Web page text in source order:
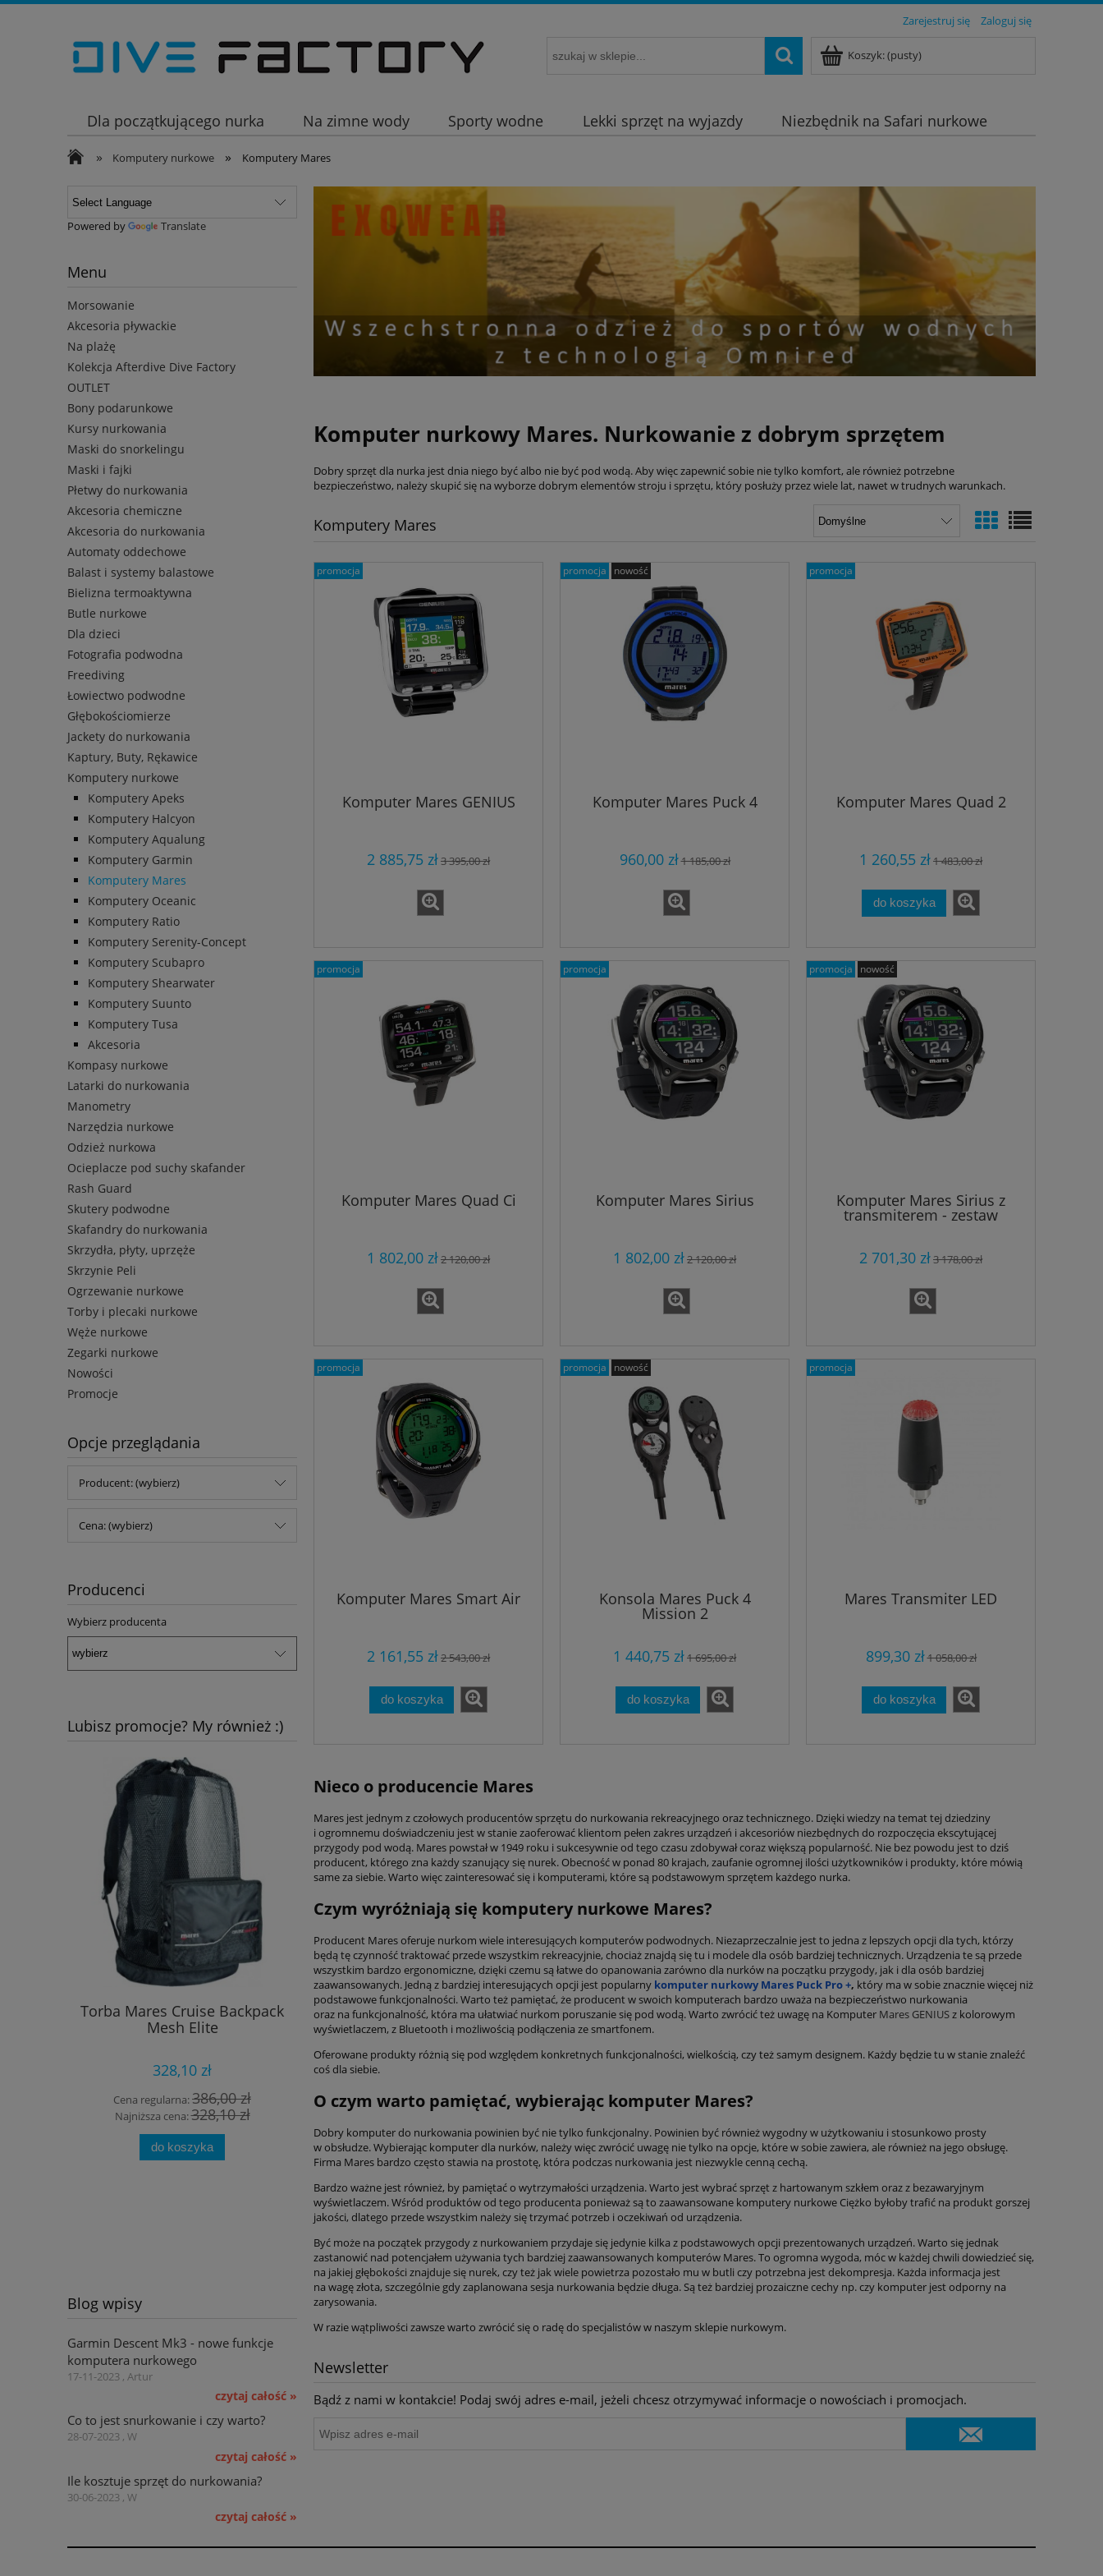
Zarejestruj się Zaloguj się
Koszyk:(pusty)
Dla początkującego nurka Na zimne wody Sporty wodne Lekki sprzęt na wyjazdy
Niezbędnik na Safari nurkowe
Wakacje
» Komputery nurkowe » Komputery Mares
Powered by Translate
Menu
Morsowanie
Akcesoria pływackie
Na plażę
Kolekcja Afterdive Dive Factory
OUTLET
Bony podarunkowe
Kursy nurkowania
Maski do snorkelingu
Maski i fajki
Płetwy do nurkowania
Akcesoria chemiczne
Akcesoria do nurkowania
Automaty oddechowe
Balast i systemy balastowe
Bielizna termoaktywna
Butle nurkowe
Dla dzieci
Fotografia podwodna
Freediving
Łowiectwo podwodne
Głębokościomierze
Jackety do nurkowania
Kaptury, Buty, Rękawice
Komputery nurkowe
Komputery Apeks
Komputery Halcyon
Komputery Aqualung
Komputery Garmin
Komputery Mares
Komputery Oceanic
Komputery Ratio
Komputery Serenity-Concept
Komputery Scubapro
Komputery Shearwater
Komputery Suunto
Komputery Tusa
Akcesoria
Kompasy nurkowe
Latarki do nurkowania
Manometry
Narzędzia nurkowe
Odzież nurkowa
Ocieplacze pod suchy skafander
Rash Guard
Skutery podwodne
Skafandry do nurkowania
Skrzydła, płyty, uprzęże
Skrzynie Peli
Ogrzewanie nurkowe
Torby i plecaki nurkowe
Węże nurkowe
Zegarki nurkowe
Nowości
Promocje
Opcje przeglądania
Producent: (wybierz)
Cena: (wybierz)
Producenci
Wybierz producenta
Lubisz promocje? My również :)
Torba Mares Cruise Backpack
Mesh Elite
328,10 zł
Cena regularna:386,00 zł
Najniższa cena:328,10 zł
do koszyka
Balast Scubapro granulki 2,5 kg
Cena regularna:172,00 zł
Najniższa cena: 172,00 zł
do koszyka
Skafander Scubapro DEFINITION
5 mm Męski
Cena regularna:1 750,00 zł
Najniższa cena: 1 575,00 zł
do koszyka
Scubapro Aladin Sport (bez
paska)
do koszyka
Maska
Blog wpisy
Garmin Descent Mk3 - nowe funkcje
komputera nurkowego
17-11-2023 , Artur
czytaj całość »
Co to jest snurkowanie i czy warto?
28-07-2023 , W
czytaj całość »
Ile kosztuje sprzęt do nurkowania?
30-06-2023 , W
czytaj całość »
Komputer nurkowy Mares. Nurkowanie z dobrym sprzętem
Dobry sprzęt dla nurka jest dnia niego być albo nie być pod wodą. Aby więc zapewnić sobie nie tylko komfort, ale również potrzebne
bezpieczeństwo, należy skupić się na wyborze dobrym elementów stroju i sprzętu, który posłuży przez wiele lat, nawet w trudnych warunkach.
Komputery Mares
Komputer Mares GENIUS
2 885,75 zł3 395,00 zł
promocja
Komputer Mares Puck 4
960,00 zł1 185,00 zł
promocja nowość
Komputer Mares Quad 2
1 260,55 zł1 483,00 zł
do koszyka
promocja
Komputer Mares Quad Ci
1 802,00 zł2 120,00 zł
promocja
Komputer Mares Sirius
1 802,00 zł2 120,00 zł
promocja
Komputer Mares Sirius z
transmiterem - zestaw
2 701,30 zł3 178,00 zł
promocja nowość
Komputer Mares Smart Air
2 161,55 zł2 543,00 zł
do koszyka
promocja
Konsola Mares Puck 4
Mission 2
1 440,75 zł1 695,00 zł
do koszyka
promocja nowość
Mares Transmiter LED
899,30 zł1 058,00 zł
do koszyka
promocja
Nieco o producencie Mares
Mares jest jednym z czołowych producentów sprzętu do nurkowania rekreacyjnego oraz technicznego. Dzięki wiedzy na temat tej dziedziny
i ogromnemu doświadczeniu jest w stanie zaoferować klientom pełen zakres urządzeń i akcesoriów niezbędnych do rozpoczęcia ekscytującej
przygody pod wodą. Mares powstał w 1949 roku i sukcesywnie od tego czasu zdobywał coraz większą popularność. Nie bez powodu jest to dziś
producent, którego zna każdy szanujący się nurek. Obecność w ponad 80 krajach, zaufanie ogromnej ilości użytkowników i produkty, które mówią
same za siebie. Warto więc zainteresować się i komputerami, które są podstawowym sprzętem każdego nurka.
Czym wyróżniają się komputery nurkowe Mares?
Producent Mares oferuje nurkom wiele interesujących komputerów podwodnych. Niezaprzeczalnie jest to jedna z lepszych opcji dla tych, którzy
będą tę czynność traktować przede wszystkim rekreacyjnie, chociaż znajdą się tu i modele dla osób bardziej technicznych. Urządzenia te są przede
wszystkim bardzo ergonomiczne, dzięki czemu są łatwe do opanowania zarówno dla nurków na początku przygody, jak i dla osób bardziej
zaawansowanych. Jedną z bardziej interesujących opcji jest popularny komputer nurkowy Mares Puck Pro +, który ma w sobie znacznie więcej niż
podstawowe funkcjonalności. Warto też pamiętać, że producent w swoich komputerach bardzo uważa na bezpieczeństwo nurkowania
oraz na funkcjonalność, która ma ułatwiać nurkom poruszanie się pod wodą. Warto zwrócić też uwagę na Komputer Mares GENIUSz kolorowym
wyświetlaczem, z Bluetooth i możliwością podłączenia ze smartfonem.
Oferowane produkty różnią się pod względem konkretnych funkcjonalności, wielkością, czy też samym designem. Każdy będzie tu w stanie znaleźć
coś dla siebie.
O czym warto pamiętać, wybierając komputer Mares?
Dobry komputer do nurkowania powinien być nie tylko funkcjonalny. Powinien być również wygodny w użytkowaniu i stosunkowo prosty
w obsłudze. Wybierając komputer dla nurków, należy więc zwrócić uwagę nie tylko na opcje, które w sobie zawiera, ale również na jego obsługę.
Firma Mares bardzo często stawia na prostotę, która podczas nurkowania jest niezwykle cenną cechą.
Bardzo ważne jest również, by pamiętać o wytrzymałości urządzenia. Warto jest wybrać sprzęt z hartowanym szkłem oraz z bezawaryjnym
wyświetlaczem. Wśród produktów od tego producenta ponieważ są to zaawansowane komputery nurkowe Ciężko byłoby trafić na produkt gorszej
jakości, dlatego przede wszystkim należy się trzymać potrzeb i oczekiwań od urządzenia.
Być może na początek przygody z nurkowaniem przydaje się jedynie kilka z podstawowych opcji prezentowanych urządzeń. Warto się jednak
zastanowić nad potencjałem używania tych bardziej zaawansowanych komputerów Mares. To ogromna wygoda, móc w każdej chwili dowiedzieć się,
na jakiej głębokości znajduje się nurek, czy też jak wiele powietrza pozostało mu w butli czy potrzebna jest dekompresja. Każda informacja jest
na wagę złota, szczególnie gdy zaplanowana sesja nurkowania będzie długa. Są też bardziej prozaiczne cechy np. czy komputer jest odporny na
zarysowania.
W razie wątpliwości zawsze warto zwrócić się o radę do specjalistów w naszym sklepie nurkowym.
Newsletter
Bądź z nami w kontakcie! Podaj swój adres e-mail, jeżeli chcesz otrzymywać informacje o nowościach i promocjach.